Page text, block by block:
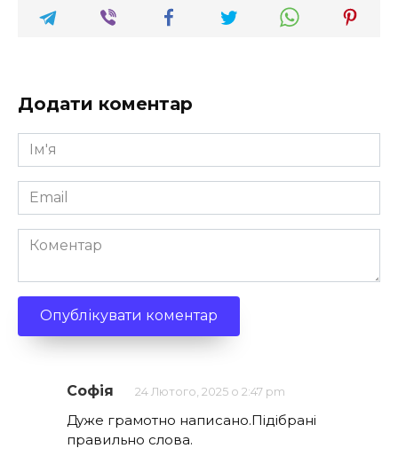
Додати коментар
Ім'я
*
Email
*
Коментар
Софія 24 Лютого, 2025 о 2:47 pm
Дуже грамотно написано.Підібрані
правильно слова.